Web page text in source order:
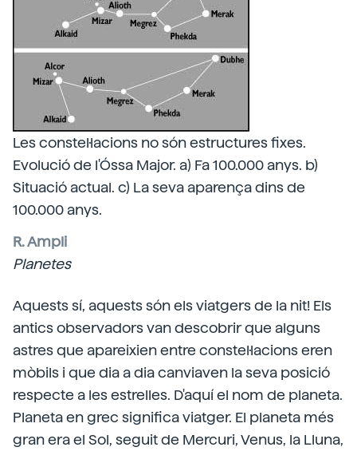
Les constel·lacions no són estructures fixes.
Evolució de l'Óssa Major. a) Fa 100.000 anys. b)
Situació actual. c) La seva aparença dins de
100.000 anys.
R. Ampli
Planetes
Aquests sí, aquests són els viatgers de la nit! Els
antics observadors van descobrir que alguns
astres que apareixien entre constel·lacions eren
mòbils i que dia a dia canviaven la seva posició
respecte a les estrelles. D'aquí el nom de planeta.
Planeta en grec significa viatger. El planeta més
gran era el Sol, seguit de Mercuri, Venus, la Lluna,